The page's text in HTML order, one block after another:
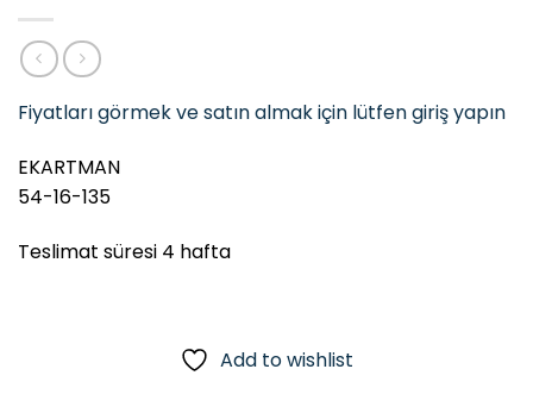
Fiyatları görmek ve satın almak için lütfen giriş yapın
EKARTMAN
54-16-135
Teslimat süresi 4 hafta
Add to wishlist